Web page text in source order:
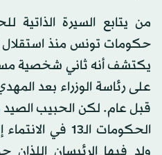
من يتابع السيرة الذاتية
يكتشف أنه ثاني شخصية
على رئاسة الوزراء بعد
الحكومات الـ13